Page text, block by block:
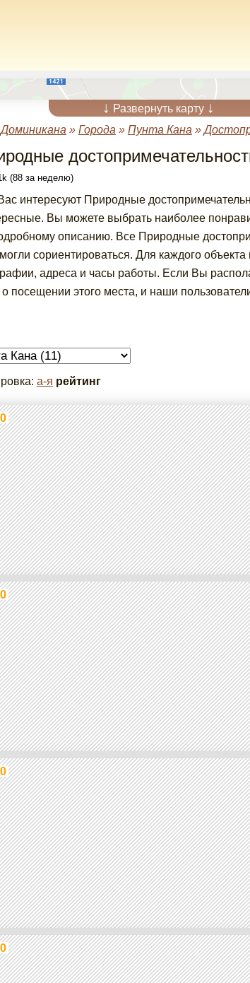
↓ Развернуть карту ↓
Доминикана » Города » Пунта Кана »
(88 за неделю)
интересуют Природные
Вы можете выбрать наиболее
описанию. Все Природные
сориентироваться. Для каждого
адреса и часы работы. Если Вы
посещении этого места, и наши
а-я рейтинг